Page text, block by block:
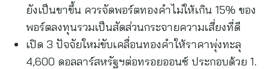
ยังเป็นขาขึ้น ควรจัดพอร์ตทองคำไม่ให้เกิน 15% ของ
พอร์ตลงทุนรวมเป็นสัดส่วนกระจายความเสี่ยงที่ดี
เปิด 3 ปัจจัยใหม่ขับเคลื่อนทองคำให้ราคาพุ่งทะลุ
4,600 ดอลลาร์สหรัฐฯต่อทรอยออนซ์ ประกอบด้วย 1.